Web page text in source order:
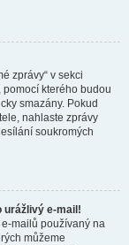
zprávy“ v sekci
pomocí kterého budou
smazány. Pokud
nahlaste zprávy
soukromých
urážlivý e-mail!
mailů používaný na
můžeme